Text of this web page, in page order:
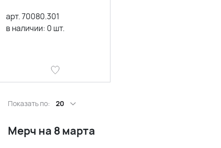
арт.70080.301
в наличии: 0 шт.
Показать по: 20
Мерч на 8 марта